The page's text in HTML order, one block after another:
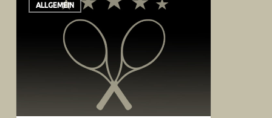
ALLGEMEIN